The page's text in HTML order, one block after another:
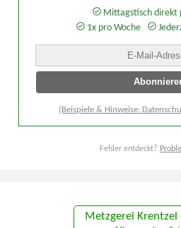
Mittagstisch direkt
1x pro Woche
(Beispiele & Hinweise:
Fehler entdeckt?
Metzgerei Krentzel